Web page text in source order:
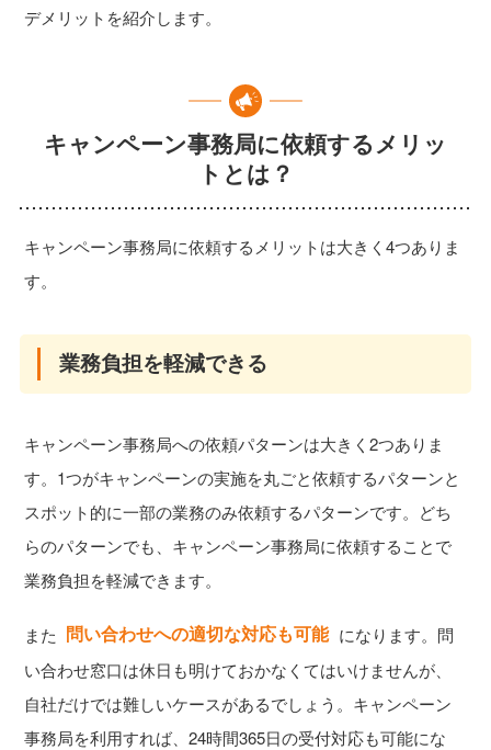
デメリットを紹介します。
キャンペーン事務局に依頼するメリッ
トとは？
キャンペーン事務局に依頼するメリットは大きく4つありま
す。
業務負担を軽減できる
キャンペーン事務局への依頼パターンは大きく2つありま
す。1つがキャンペーンの実施を丸ごと依頼するパターンと
スポット的に一部の業務のみ依頼するパターンです。どち
らのパターンでも、キャンペーン事務局に依頼することで
業務負担を軽減できます。
また 問い合わせへの適切な対応も可能 になります。問
い合わせ窓口は休日も明けておかなくてはいけませんが、
自社だけでは難しいケースがあるでしょう。キャンペーン
事務局を利用すれば、24時間365日の受付対応も可能にな